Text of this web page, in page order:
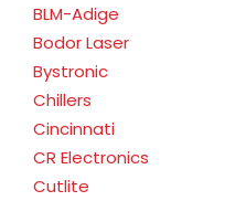
BLM-Adige
Bodor Laser
Bystronic
Chillers
Cincinnati
CR Electronics
Cutlite